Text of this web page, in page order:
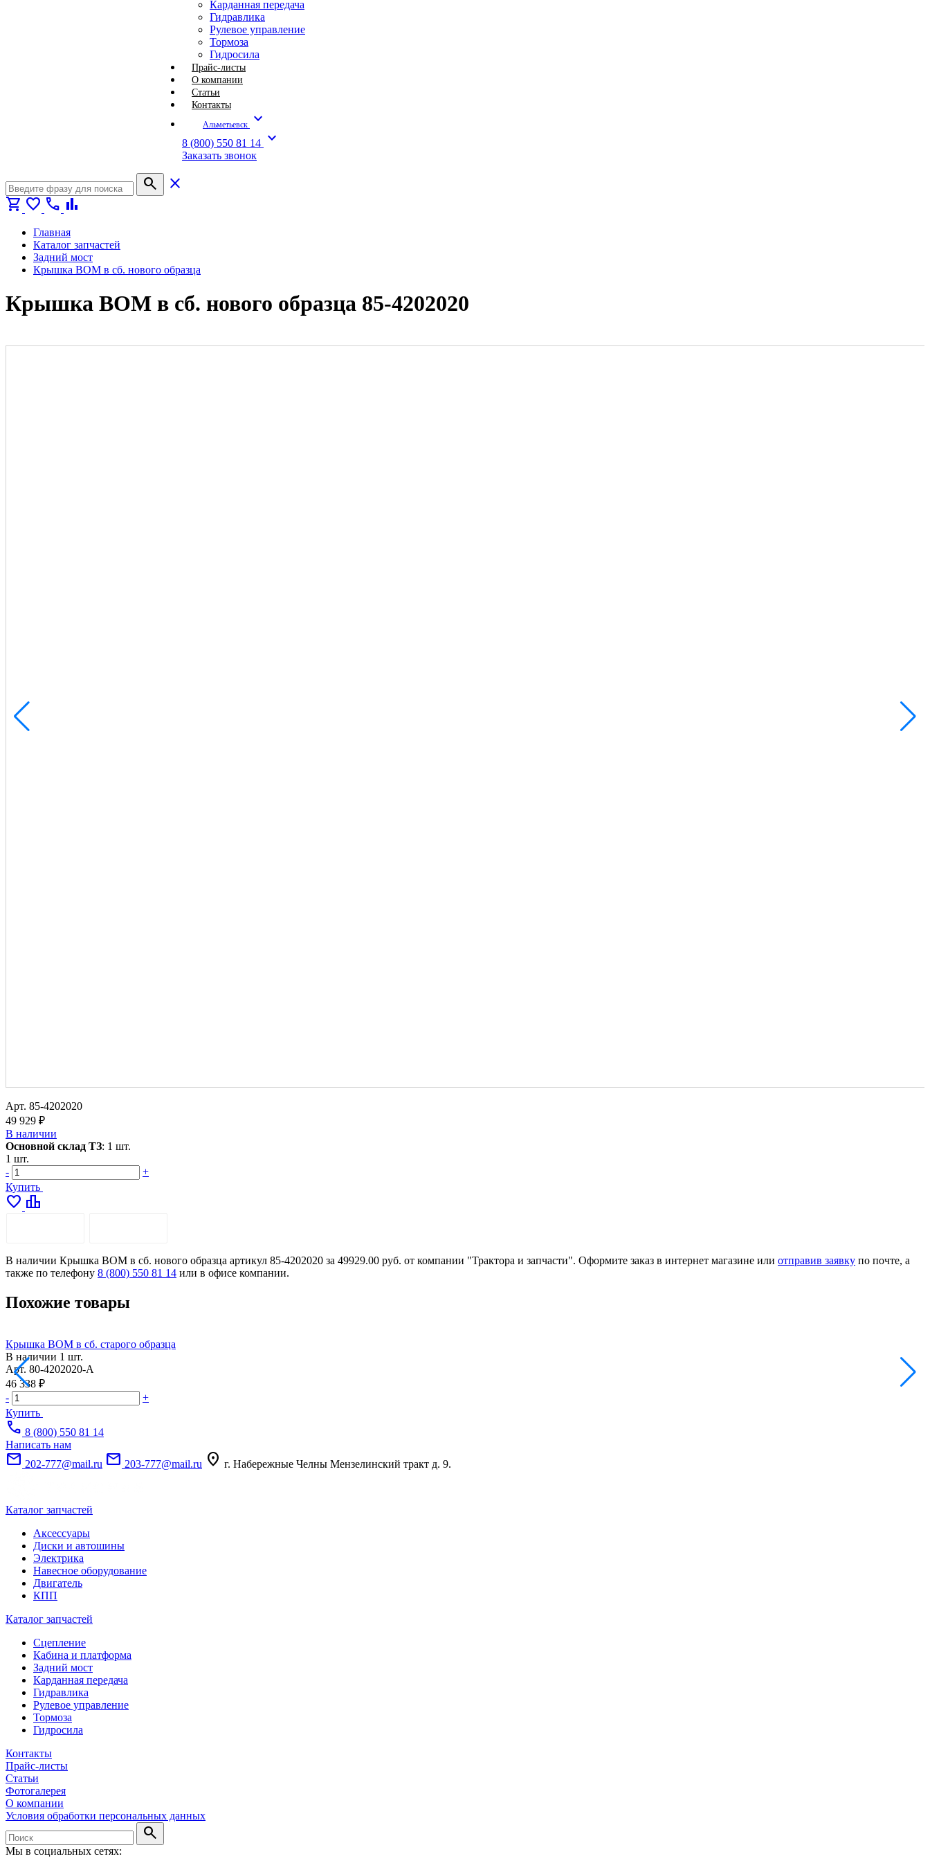
Карданная передача
Гидравлика
Рулевое управление
Тормоза
Гидросила
Прайс-листы
О компании
Статьи
Контакты
Альметьевск expand_more
8 (800) 550 81 14 expand_more
Заказать звонок
search
close
shopping_cart favorite call bar_chart
Главная
Каталог запчастей
Задний мост
Крышка ВОМ в сб. нового образца
Крышка ВОМ в сб. нового образца 85-4202020
Арт. 85-4202020
49 929 ₽
В наличии
Основной склад ТЗ: 1 шт.
1 шт.
-
+
Купить
favorite leaderboard
В наличии Крышка ВОМ в сб. нового образца артикул 85-4202020 за 49929.00 руб. от компании "Трактора и запчасти". Оформите заказ в интернет магазине или отправив заявку по почте, а
также по телефону 8 (800) 550 81 14 или в офисе компании.
Похожие товары
Крышка ВОМ в сб. старого образца
В наличии 1 шт.
Арт. 80-4202020-А
46 338 ₽
-
+
Купить
call 8 (800) 550 81 14
Написать нам
mail 202-777@mail.ru mail 203-777@mail.ru location_on г. Набережные Челны Мензелинский тракт д. 9.
Каталог запчастей
Аксессуары
Диски и автошины
Электрика
Навесное оборудование
Двигатель
КПП
Каталог запчастей
Сцепление
Кабина и платформа
Задний мост
Карданная передача
Гидравлика
Рулевое управление
Тормоза
Гидросила
Контакты
Прайс-листы
Статьи
Фотогалерея
О компании
Условия обработки персональных данных
search
Мы в социальных сетях: